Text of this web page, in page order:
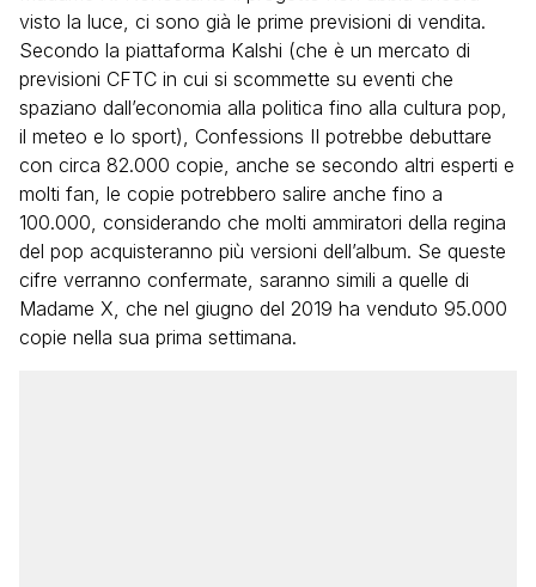
visto la luce, ci sono già le prime previsioni di vendita.
Secondo la piattaforma Kalshi (che è un mercato di
previsioni CFTC in cui si scommette su eventi che
spaziano dall’economia alla politica fino alla cultura pop,
il meteo e lo sport), Confessions II potrebbe debuttare
con circa 82.000 copie, anche se secondo altri esperti e
molti fan, le copie potrebbero salire anche fino a
100.000, considerando che molti ammiratori della regina
del pop acquisteranno più versioni dell’album. Se queste
cifre verranno confermate, saranno simili a quelle di
Madame X, che nel giugno del 2019 ha venduto 95.000
copie nella sua prima settimana.